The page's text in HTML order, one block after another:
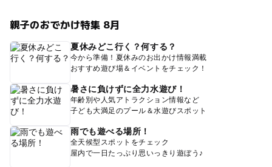
親子のおでかけ特集 8月
夏休みどこ行く？何する？
今から準備！夏休みのお出かけ情報満載
おすすめ遊び場＆イベントをチェック！
暑さに負けずに全力水遊び！
年齢別や人気アトラクション情報など
子ども大満足のプール＆水遊びスポット
雨でも遊べる場所！
全天候型スポットをチェック
屋内で一日たっぷり思いっきり遊ぼう♪